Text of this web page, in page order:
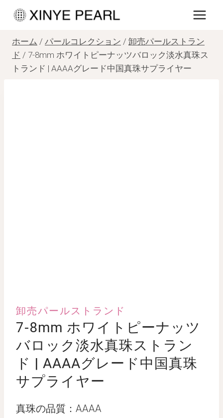
ホーム / パールコレクション / 卸売パールストラン
ド / 7-8mm ホワイトピーナッツバロック淡水真珠ス
トランド | AAAAグレード中国真珠サプライヤー
卸売パールストランド
7-8mm ホワイトピーナッツ
バロック淡水真珠ストラン
ド | AAAAグレード中国真珠
サプライヤー
真珠の品質：AAAA